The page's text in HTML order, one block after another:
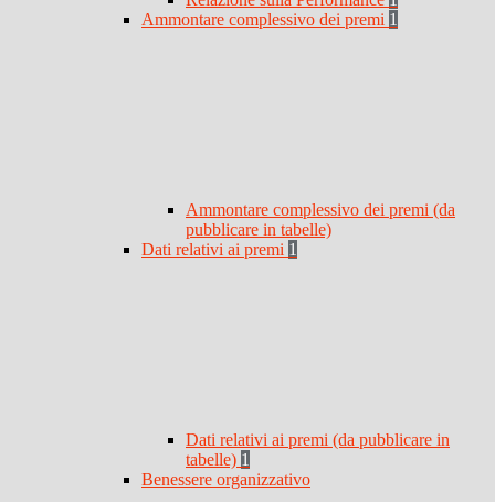
Ammontare complessivo dei premi 1
Ammontare complessivo dei premi (da
pubblicare in tabelle)
Dati relativi ai premi 1
Dati relativi ai premi (da pubblicare in
tabelle) 1
Benessere organizzativo